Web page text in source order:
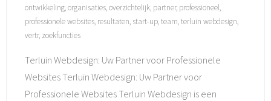
ontwikkeling,organisaties,overzichtelijk, partner, professioneel,
professionele websites, resultaten, start-up,team,terluin webdesign,
vertr, zoekfuncties
Terluin Webdesign: Uw Partner voor Professionele
Websites Terluin Webdesign: Uw Partner voor
Professionele Websites Terluin Webdesign is een